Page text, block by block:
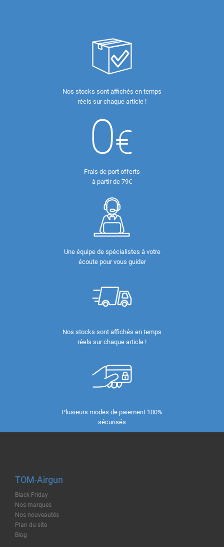
Nos stocks sont affichés en temps
réels sur chaque article !
Frais de port offerts
à partir de 79€
Une équipe de spécialistes à votre
écoute pour vous guider
Nos stocks sont affichés en temps
réels sur chaque article !
Plusieurs modes de paiement 100%
sécurisés
TOM-Airgun
Black Friday
Nos marques
Nos nouveautés
Plan du site
Blog